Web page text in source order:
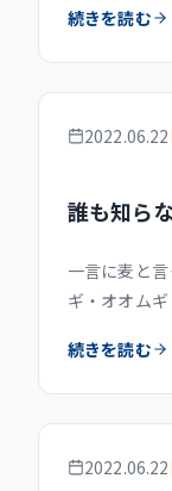
続きを読む
2022.06.22
誰も知ら
一言に麦と
ギ・オオム
続きを読む
2022.06.22